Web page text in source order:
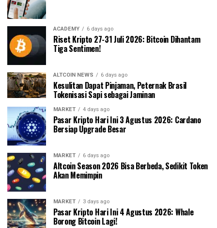
ACADEMY 6 days ago
Riset Kripto 27-31 Juli 2026: Bitcoin Dihantam
Tiga Sentimen!
ALTCOIN NEWS 6 days ago
Kesulitan Dapat Pinjaman, Peternak Brasil
Tokenisasi Sapi sebagai Jaminan
MARKET 4 days ago
Pasar Kripto Hari Ini 3 Agustus 2026: Cardano
Bersiap Upgrade Besar
MARKET 6 days ago
Altcoin Season 2026 Bisa Berbeda, Sedikit Token
Akan Memimpin
MARKET 3 days ago
Pasar Kripto Hari Ini 4 Agustus 2026: Whale
Borong Bitcoin Lagi!